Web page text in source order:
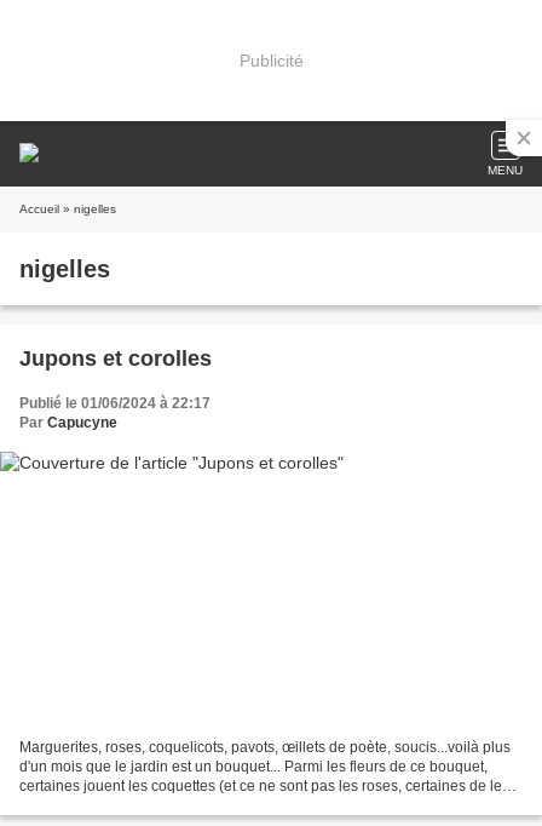
Publicité
MENU
Accueil » nigelles
nigelles
Jupons et corolles
Publié le 01/06/2024 à 22:17
Par Capucyne
Marguerites, roses, coquelicots, pavots, œillets de poète, soucis...voilà plus
d'un mois que le jardin est un bouquet... Parmi les fleurs de ce bouquet,
certaines jouent les coquettes (et ce ne sont pas les roses, certaines de leur